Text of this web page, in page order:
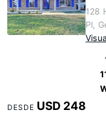
128
Pl,
DESDE USD 248